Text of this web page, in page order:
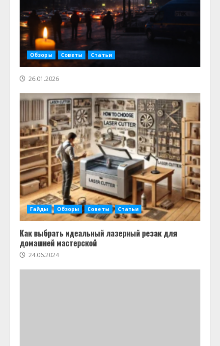
Обзоры Советы Статьи
26.01.2026
Гайды Обзоры Советы Статьи
Как выбрать идеальный лазерный резак для
домашней мастерской
24.06.2024